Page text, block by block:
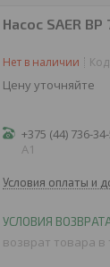
Насос SAER BP
Нет в наличии Код:
Цену уточняйте
+375 (44) 736-
A1
Условия оплаты и
возврат товара в